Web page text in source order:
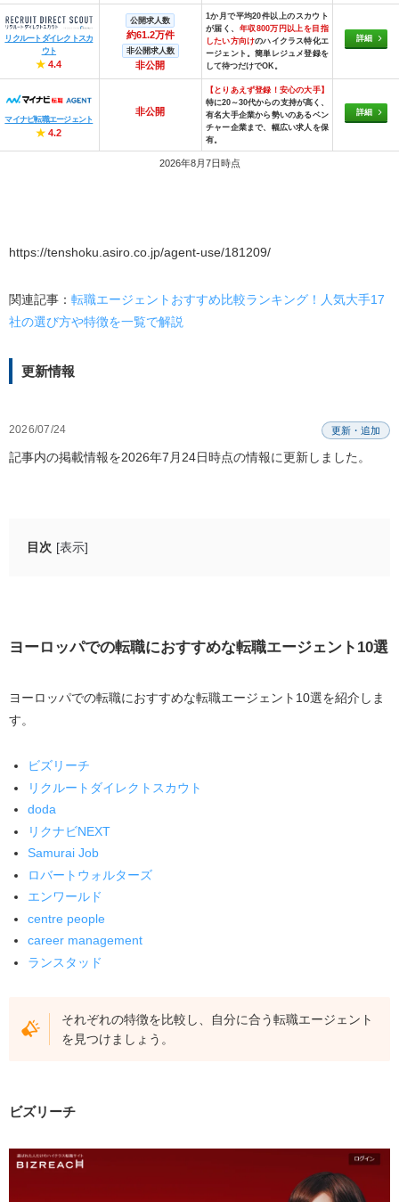
リクルートダイレクトスカ
ウト
★ 4.4
公開求人数
約61.2万件
非公開求人数
非公開
1か月で平均20件以上のスカウト
が届く、 年収800万円以上を目指
したい方向けのハイクラス特化エ
ージェント。簡単レジュメ登録を
して待つだけでOK。
詳細
マイナビ転職エージェント
★ 4.2
非公開
【とりあえず登録！安心の大手】
特に20～30代からの支持が高く、
有名大手企業から勢いのあるベン
チャー企業まで、幅広い求人を保
有。
詳細
2026年8月7日時点
https://tenshoku.asiro.co.jp/agent-use/181209/
関連記事： 転職エージェントおすすめ比較ランキング！人気大手17
社の選び方や特徴を一覧で解説
更新情報
2026/07/24 更新・追加
記事内の掲載情報を2026年7月24日時点の情報に更新しました。
目次 [表示]
リクルートダイレクトスカウト
リクナビNEXT
エンワールド
centre people
career management
ランスタッド
ヨーロッパでの転職におけるエージェントを選ぶ基準
ヨーロッパでの取り扱い求人数が豊富である
海外での転職事情に精通している
ヨーロッパでの転職にエージェントを活用するメリット
無料で求人紹介してくれる
転職エージェントを活用してヨーロッパで働くまでの流
ヨーロッパでの転職におすすめな転職エージェント 10選
ヨーロッパでの転職におすすめな転職エージェント 10選を紹介しま
す。
ビズリーチ
リクルートダイレクトスカウト
doda
リクナビNEXT
Samurai Job
ロバートウォルターズ
エンワールド
centre people
career management
ランスタッド
それぞれの特徴を比較し、自分に合う転職エージェント
を見つけましょう。
ビズリーチ